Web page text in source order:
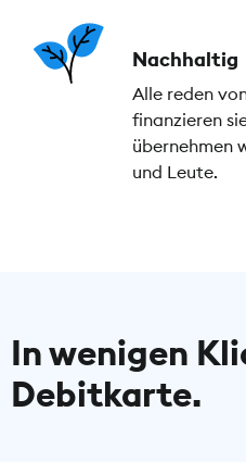
Nachhaltig
Alle reden
finanzieren
übernehmen
und Leute.
In wenigen
Debitkarte.